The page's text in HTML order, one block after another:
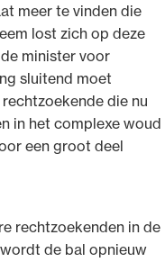
meer te vinden die
lost zich op deze
minister voor
sluitend moet
die nu
in het complexe woud
een groot deel
rechtzoekenden in de
de bal opnieuw